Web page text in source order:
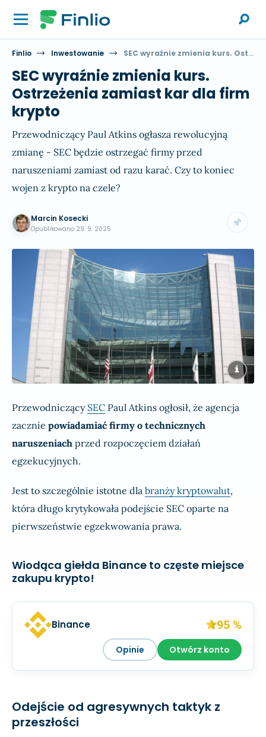
Finlio Inwestowanie SEC wyraźnie zmienia kurs. Ostrzeżenia zamiast kar dla firm krypto
SEC wyraźnie zmienia kurs.
Ostrzeżenia zamiast kar dla firm
krypto
Przewodniczący Paul Atkins ogłasza rewolucyjną
zmianę - SEC będzie ostrzegać firmy przed
naruszeniami zamiast od razu karać. Czy to koniec
wojen z krypto na czele?
Marcin Kosecki
Opublikowano 29. 9. 2025
Przewodniczący SEC Paul Atkins ogłosił, że agencja
zacznie powiadamiać firmy o technicznych
naruszeniach przed rozpoczęciem działań
egzekucyjnych.
Jest to szczególnie istotne dla branży kryptowalut,
która długo krytykowała podejście SEC oparte na
pierwszeństwie egzekwowania prawa.
Wiodąca giełda Binance to częste miejsce
zakupu krypto!
Binance 95 %
Opinie Otwórz konto
Odejście od agresywnych taktyk z
przeszłości